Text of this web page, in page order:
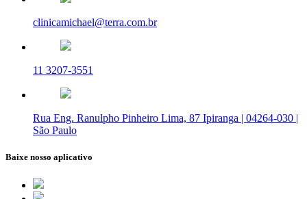
clinicamichael@terra.com.br
11 3207-3551
Rua Eng. Ranulpho Pinheiro Lima, 87 Ipiranga | 04264-030 |
São Paulo
Baixe nosso aplicativo